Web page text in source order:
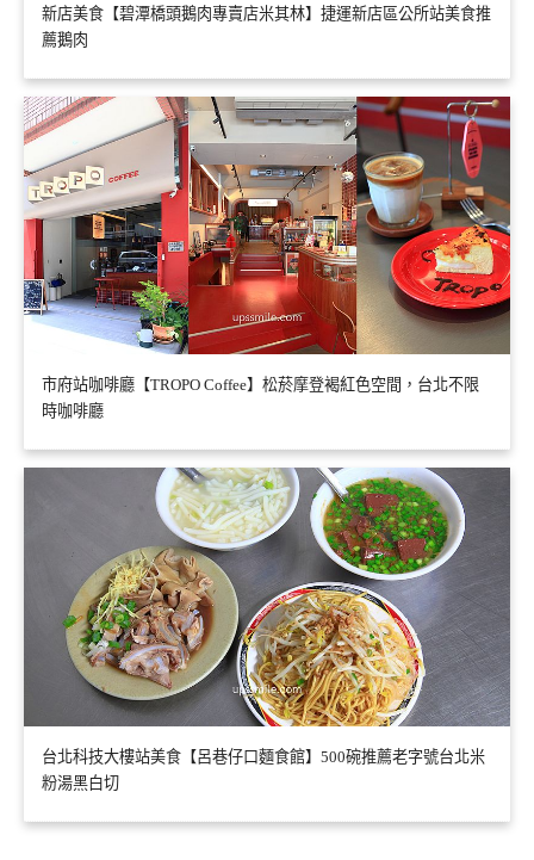
新店美食【碧潭橋頭鵝肉專賣店米其林】捷運新店區公所站美食推
薦鵝肉
市府站咖啡廳【TROPO Coffee】松菸摩登褐紅色空間，台北不限
時咖啡廳
台北科技大樓站美食【呂巷仔口麵食館】500碗推薦老字號台北米
粉湯黑白切